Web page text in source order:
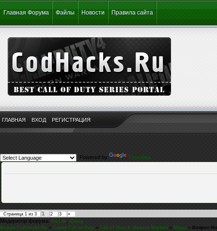
Главная Форума Файлы Новости Правила сайта
ГЛАВНАЯ ВХОД РЕГИСТРАЦИЯ
Powered by Translate
Страница 1 из 3 1 2 3 »
Модератор форума: FiLLiN,iEnjoy
Форум CoDHacks.Ru » Серия Call of Duty » Call of Duty 4: Modern Warfare » Моды » Вопрос